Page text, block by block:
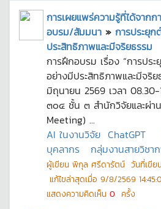
การเผยแพร่ความรู้ที่ได้จากก
อบรม/สัมมนา » การประยุก
ประสิทธิภาพและมีจริยธรรม
การฝึกอบรม เรื่อง “การปร
อย่างมีประสิทธิภาพและมีจริ
มิถุนายน 2569 เวลา
๓๐๔ ชั้น ๓ สำนักวิจัยและผ่า
Meeting) ...
AI ในงานวิจัย ChatGPT
บุคลากร
กลุ่มงานสายวิชา
ผู้เขียน พิกุล ศรีดารัตน์ วันที่เขีย
แก้ไขล่าสุดเมื่อ 9/8/2569
แสดงความคิดเห็น 0 ครั้ง